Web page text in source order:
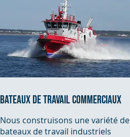
bateaux de travail commerciaux
Nous construisons une variété de
bateaux de travail industriels